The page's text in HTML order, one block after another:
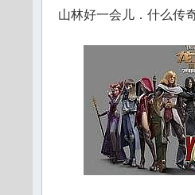
山林好一会儿．什么传